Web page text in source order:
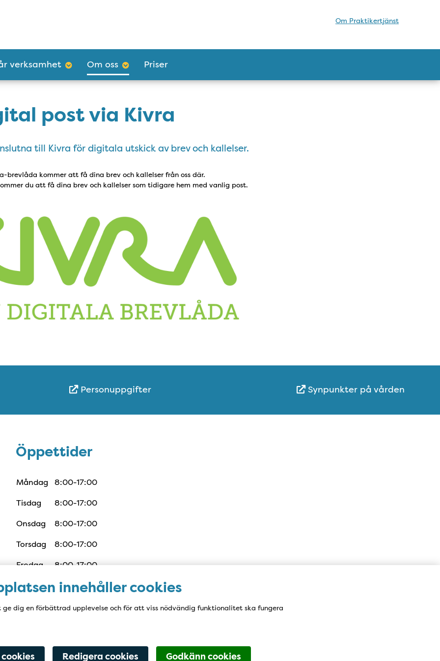
innehåller cookies
ge dig en förbättrad upplevelse och för att viss nödvändig funktionalitet ska fungera
Redigera cookies Godkänn cookies
Om Praktikertjänst
verksamhet Om oss Priser
post via Kivra
till Kivra för digitala utskick av brev och kallelser.
brevlåda kommer att få dina brev och kallelser från oss där.
du att få dina brev och kallelser som tidigare hem med vanlig post.
Personuppgifter Synpunkter på vården
Öppettider
Öppettider
Måndag
8:00-17:00
Tisdag
8:00-17:00
Onsdag
8:00-17:00
Torsdag
8:00-17:00
Fredag
8:00-17:00